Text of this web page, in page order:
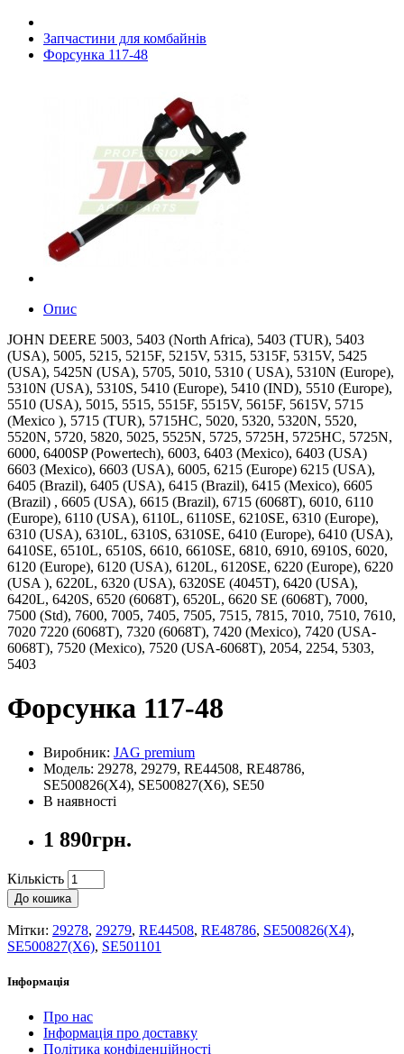
Запчастини для комбайнів
Форсунка 117-48
Опис
JOHN DEERE 5003, 5403 (North Africa), 5403 (TUR), 5403
(USA), 5005, 5215, 5215F, 5215V, 5315, 5315F, 5315V, 5425
(USA), 5425N (USA), 5705, 5010, 5310 ( USA), 5310N (Europe),
5310N (USA), 5310S, 5410 (Europe), 5410 (IND), 5510 (Europe),
5510 (USA), 5015, 5515, 5515F, 5515V, 5615F, 5615V, 5715
(Mexico ), 5715 (TUR), 5715HC, 5020, 5320, 5320N, 5520,
5520N, 5720, 5820, 5025, 5525N, 5725, 5725H, 5725HC, 5725N,
6000, 6400SP (Powertech), 6003, 6403 (Mexico), 6403 (USA)
6603 (Mexico), 6603 (USA), 6005, 6215 (Europe) 6215 (USA),
6405 (Brazil), 6405 (USA), 6415 (Brazil), 6415 (Mexico), 6605
(Brazil) , 6605 (USA), 6615 (Brazil), 6715 (6068T), 6010, 6110
(Europe), 6110 (USA), 6110L, 6110SE, 6210SE, 6310 (Europe),
6310 (USA), 6310L, 6310S, 6310SE, 6410 (Europe), 6410 (USA),
6410SE, 6510L, 6510S, 6610, 6610SE, 6810, 6910, 6910S, 6020,
6120 (Europe), 6120 (USA), 6120L, 6120SE, 6220 (Europe), 6220
(USA ), 6220L, 6320 (USA), 6320SE (4045T), 6420 (USA),
6420L, 6420S, 6520 (6068T), 6520L, 6620 SE (6068T), 7000,
7500 (Std), 7600, 7005, 7405, 7505, 7515, 7815, 7010, 7510, 7610,
7020 7220 (6068T), 7320 (6068T), 7420 (Mexico), 7420 (USA-
6068T), 7520 (Mexico), 7520 (USA-6068T), 2054, 2254, 5303,
5403
Форсунка 117-48
Виробник: JAG premium
Модель: 29278, 29279, RE44508, RE48786,
SE500826(X4), SE500827(X6), SE50
В наявності
1 890грн.
Кількість
До кошика
Мітки: 29278, 29279, RE44508, RE48786, SE500826(X4),
SE500827(X6), SE501101
Інформація
Про нас
Інформація про доставку
Політика конфіденційності